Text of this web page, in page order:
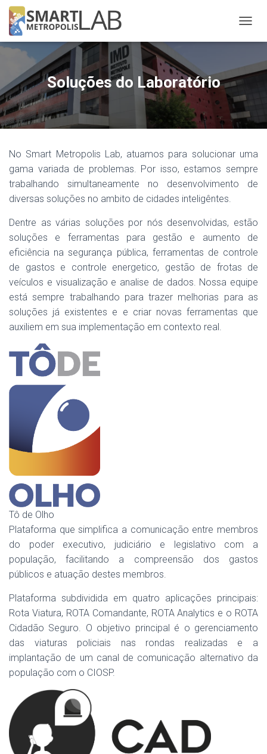
L
E
R
A
R
N
E
G
Ç
Soluções do Laboratório
No Smart Metropolis Lab, atuamos para solucionar uma
gama variada de problemas. Por isso, estamos sempre
trabalhando simultaneamente no desenvolvimento de
diversas soluções no ambito de cidades inteligêntes.
Dentre as várias soluções por nós desenvolvidas, estão
soluções e ferramentas para gestão e aumento de
eficiência na segurança pública, ferramentas de controle
de gastos e controle energetico, gestão de frotas de
veículos e visualização e analise de dados. Nossa equipe
está sempre trabalhando para trazer melhorias para as
soluções já existentes e e criar novas ferramentas que
auxiliem em sua implementação em contexto real.
Tô de Olho
Plataforma que simplifica a comunicação entre membros
do poder executivo, judiciário e legislativo com a
população, facilitando a compreensão dos gastos
públicos e atuação destes membros.
Plataforma subdividida em quatro aplicações principais:
Rota Viatura, ROTA Comandante, ROTA Analytics e o ROTA
Cidadão Seguro. O objetivo principal é o gerenciamento
das viaturas policiais nas rondas realizadas e a
implantação de um canal de comunicação alternativo da
população com o CIOSP.